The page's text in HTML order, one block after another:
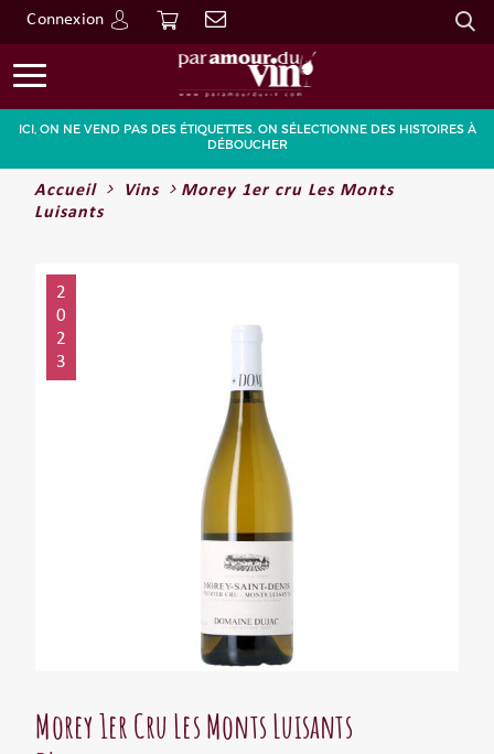
Connexion
Go
ICI, ON NE VEND PAS DES ÉTIQUETTES. ON SÉLECTIONNE DES HISTOIRES À
DÉBOUCHER
Accueil Vins
Morey 1er cru Les Monts
Luisants
2
0
2
3
Morey 1er Cru Les Monts Luisants